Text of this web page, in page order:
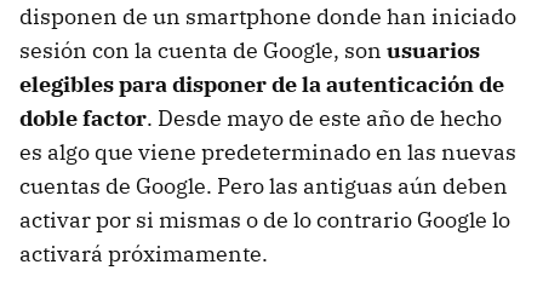
disponen de un smartphone donde han iniciado
sesión con la cuenta de Google, son usuarios
elegibles para disponer de la autenticación de
doble factor. Desde mayo de este año de hecho
es algo que viene predeterminado en las nuevas
cuentas de Google. Pero las antiguas aún deben
activar por si mismas o de lo contrario Google lo
activará próximamente.